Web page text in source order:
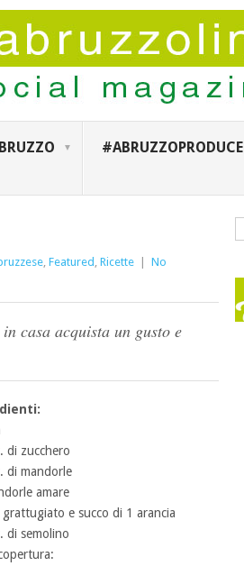
#ABRUZZOPRODUCE
, Featured , Ricette
No
casa acquista un gusto e
di zucchero
di mandorle
amare
grattugiato e succo di 1 arancia
di semolino